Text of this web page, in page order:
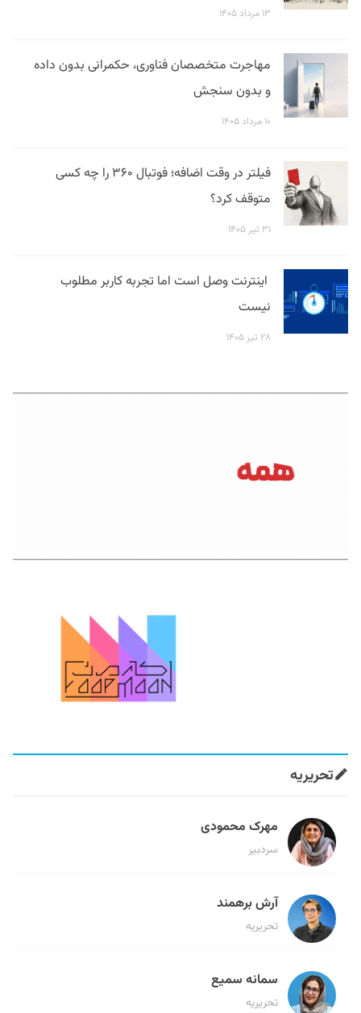
۱۳ مرداد ۱۴۰۵
مهاجرت متخصصان فناوری، حکمرانی بدون داده
و بدون سنجش
۱۰ مرداد ۱۴۰۵
فیلتر در وقت اضافه؛ فوتبال ۳۶۰ را چه کسی
متوقف کرد؟
۳۱ تیر ۱۴۰۵
اینترنت وصل است اما تجربه کاربر مطلوب
نیست
۲۸ تیر ۱۴۰۵
تحریریه
مهرک محمودی
سردبیر
آرش برهمند
تحریریه
سمانه سمیع
تحریریه